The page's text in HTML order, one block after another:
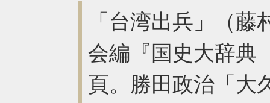
「台湾出兵」（
会編『国史大辞
頁。勝田政治「大